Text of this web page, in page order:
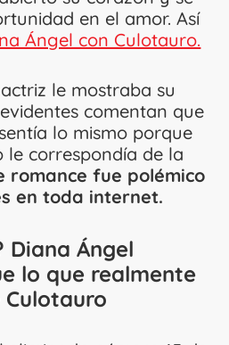
en el amor. Así
Ángel con Culotauro.
le mostraba su
comentan que
lo mismo porque
le correspondía de la
romance fue polémico
en toda internet.
Diana Ángel
lo que realmente